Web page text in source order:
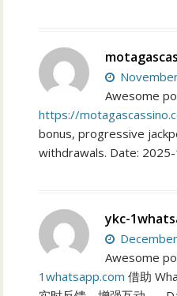
Awesome
https://
bonus, progressive
withdrawals. Date:
ykc-
Awesome
1whatsapp.com 借助